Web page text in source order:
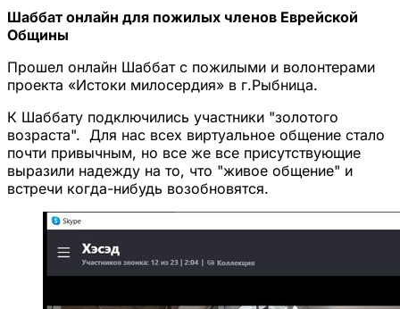
Шаббат онлайн для пожилых членов Еврейской
Общины
Прошел онлайн Шаббат с пожилыми и волонтерами
проекта «Истоки милосердия» в г.Рыбница.
К Шаббату подключились участники "золотого
возраста". Для нас всех виртуальное общение стало
почти привычным, но все же все присутствующие
выразили надежду на то, что "живое общение" и
встречи когда-нибудь возобновятся.